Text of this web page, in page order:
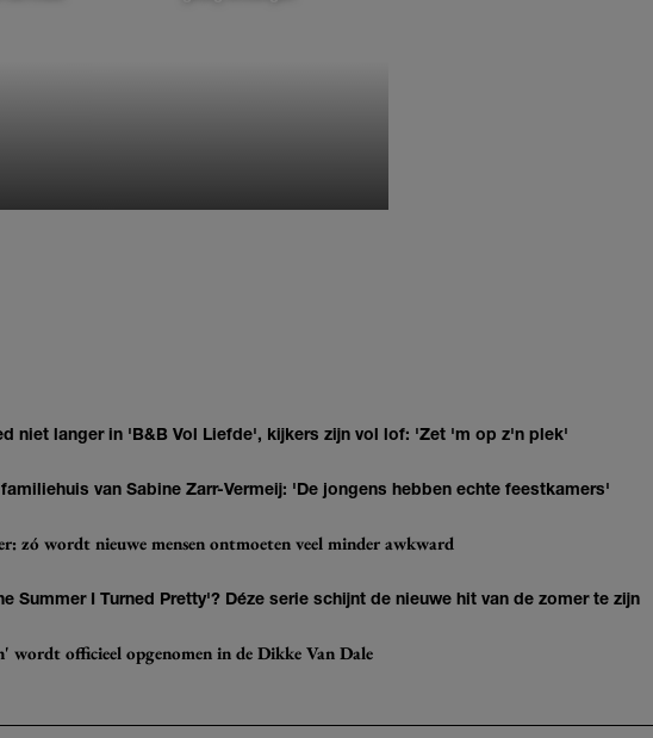
niet langer in 'B&B Vol Liefde', kijkers zijn vol lof: 'Zet 'm op z'n plek'
van Sabine Zarr-Vermeij: 'De jongens hebben echte feestkamers'
zó wordt nieuwe mensen ontmoeten veel minder awkward
Summer I Turned Pretty'? Déze serie schijnt de nieuwe hit van de zomer te zijn
wordt officieel opgenomen in de Dikke Van Dale